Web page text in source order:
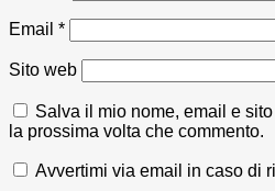
Email *
Sito web
Salva il mio nome, email e
la prossima volta che commento.
Avvertimi via email in caso di